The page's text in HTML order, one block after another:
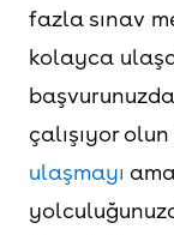
fazla sınav
kolayca
başvurunuzda
çalışıyor
ulaşmayı